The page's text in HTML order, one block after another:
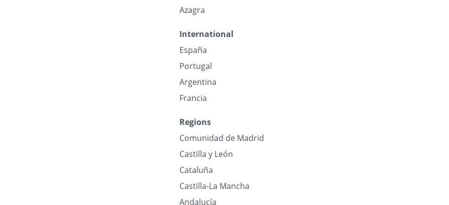
Azagra
International
España
Portugal
Argentina
Francia
Regions
Comunidad de Madrid
Castilla y León
Cataluña
Castilla-La Mancha
Andalucía